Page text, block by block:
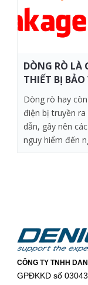
DÒNG RÒ LÀ
THIẾT BỊ BẢO
Dòng rò hay
điện bị truyền
dẫn, gây nên
nguy hiểm đến
CÔNG TY TNHH
GPĐKKD số